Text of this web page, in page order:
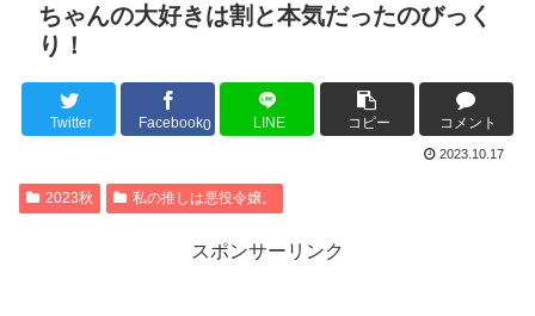
Powered by livedoor 相互RSS
ちゃんの大好きは割と本気だったのびっく
り！
Twitter Facebook0 LINE コピー コメント
2023.10.17
2023秋 私の推しは悪役令嬢。
スポンサーリンク